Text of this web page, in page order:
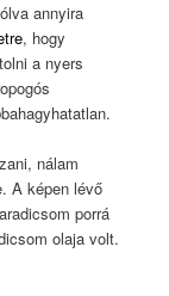
annyira
, hogy
a nyers
nálam
A képen lévő
porrá
olaja volt.